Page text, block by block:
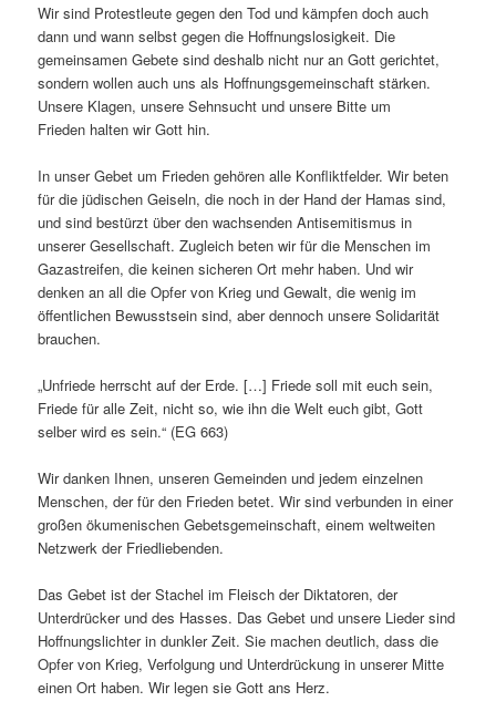
Wir sind Protestleute gegen den Tod und kämpfen doch auch
dann und wann selbst gegen die Hoffnungslosigkeit. Die
gemeinsamen Gebete sind deshalb nicht nur an Gott gerichtet,
sondern wollen auch uns als Hoffnungsgemeinschaft stärken.
Unsere Klagen, unsere Sehnsucht und unsere Bitte um
Frieden halten wir Gott hin.
In unser Gebet um Frieden gehören alle Konfliktfelder. Wir beten
für die jüdischen Geiseln, die noch in der Hand der Hamas sind,
und sind bestürzt über den wachsenden Antisemitismus in
unserer Gesellschaft. Zugleich beten wir für die Menschen im
Gazastreifen, die keinen sicheren Ort mehr haben. Und wir
denken an all die Opfer von Krieg und Gewalt, die wenig im
öffentlichen Bewusstsein sind, aber dennoch unsere Solidarität
brauchen.
„Unfriede herrscht auf der Erde. […] Friede soll mit euch sein,
Friede für alle Zeit, nicht so, wie ihn die Welt euch gibt, Gott
selber wird es sein.“ (EG 663)
Wir danken Ihnen, unseren Gemeinden und jedem einzelnen
Menschen, der für den Frieden betet. Wir sind verbunden in einer
großen ökumenischen Gebetsgemeinschaft, einem weltweiten
Netzwerk der Friedliebenden.
Das Gebet ist der Stachel im Fleisch der Diktatoren, der
Unterdrücker und des Hasses. Das Gebet und unsere Lieder sind
Hoffnungslichter in dunkler Zeit. Sie machen deutlich, dass die
Opfer von Krieg, Verfolgung und Unterdrückung in unserer Mitte
einen Ort haben. Wir legen sie Gott ans Herz.